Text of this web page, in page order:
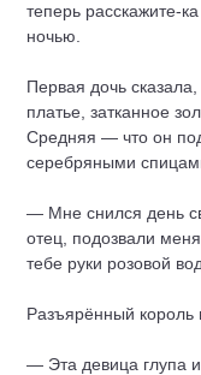
теперь расскажите-
ночью.
Первая дочь
платье, затканное
Средняя — что он
серебряными
— Мне снился день
отец, подозвали
тебе руки розовой
Разъярённый король
— Эта девица глупа